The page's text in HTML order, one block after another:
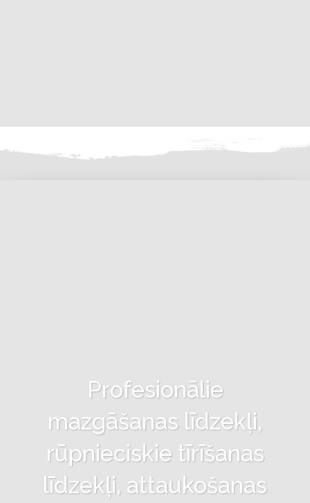
Profesionālie
mazgāšanas līdzekļi,
rūpnieciskie tīrīšanas
līdzekļi, attaukošanas